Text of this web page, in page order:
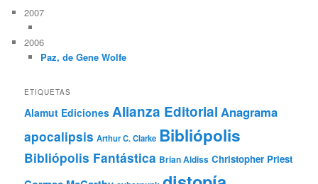
2007
2006
Paz, de Gene Wolfe
ETIQUETAS
Alamut Ediciones Alianza Editorial Anagrama
apocalipsis Arthur C. Clarke Bibliópolis
Bibliópolis Fantástica Brian Aldiss Christopher Priest